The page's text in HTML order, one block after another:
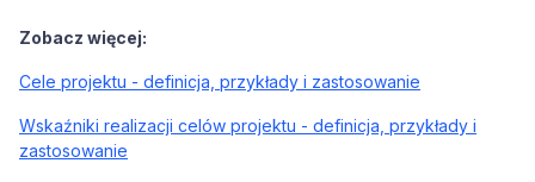
Zobacz więcej:
Cele projektu - definicja, przykłady i zastosowanie
Wskaźniki realizacji celów projektu - definicja, przykłady i
zastosowanie